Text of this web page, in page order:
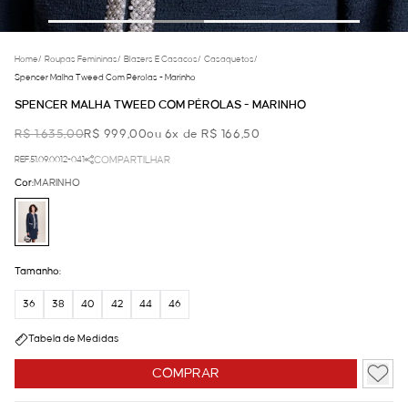
Home/ Roupas Femininas/ Blazers E Casacos/ Casaquetos/
Spencer Malha Tweed Com Pérolas - Marinho
SPENCER MALHA TWEED COM PÉROLAS - MARINHO
R$ 1.635,00R$ 999,00ou 6x de R$ 166,50
REF.51.09.0012-041 COMPARTILHAR
COMPRAR
Cor:MARINHO
Tamanho:
36 38 40 42 44 46
Tabela de Medidas